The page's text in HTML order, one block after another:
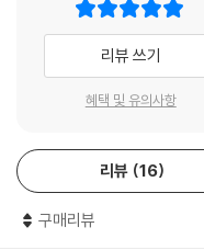
리뷰 쓰기
혜택 및 유의사항
리뷰 16
구매리뷰